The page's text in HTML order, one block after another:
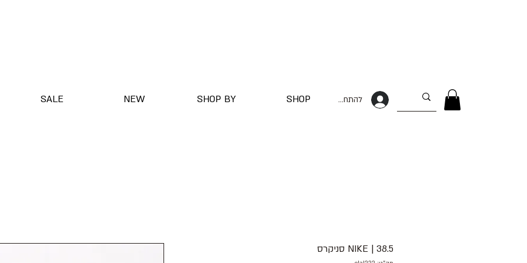
להתחברות SALE NEW SHOP BY SHOP
38.5 | NIKE סניקרס